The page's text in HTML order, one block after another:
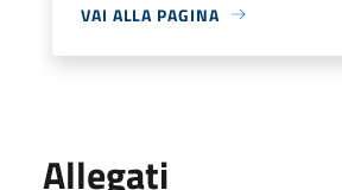
VAI ALLA PAGINA
Allegati